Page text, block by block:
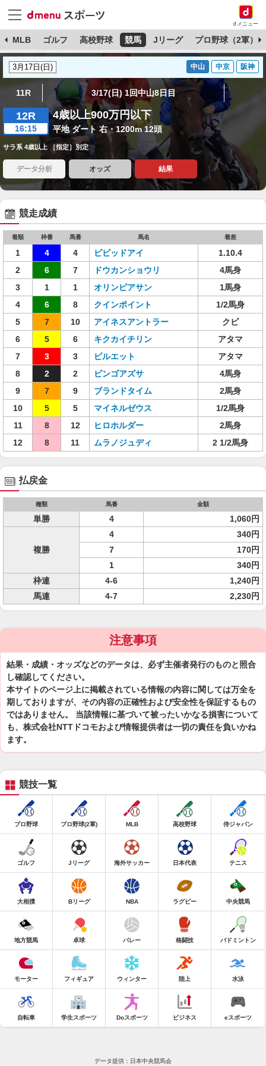
dメニュー
MLB ゴルフ 高校野球 競馬 Jリーグ プロ野球（2軍）
中山 中京 阪神
11R 3/17(日) 1回中山8日目
12R
16:15
4歳以上900万円以下
平地 ダート 右・1200m 12頭
サラ系 4歳以上 ［指定］別定
データ分析 オッズ 結果
競走成績
着順 枠番 馬番 馬名 着差
1 4 4 ビビッドアイ
1.10.4
2
6 7 ドウカンショウリ
4馬身
3
1 1 オリンピアサン
1馬身
4
6 8 クインポイント
1/2馬身
5
7 10 アイネスアントラー
クビ
6
5 6 キクカイチリン
アタマ
7
3 3 ピルエット
アタマ
8
2 2 ビンゴアズサ
4馬身
9
7 9 ブランドタイム
2馬身
10
5 5 マイネルゼウス
1/2馬身
11
8 12 ヒロホルダー
2馬身
12
8 11 ムラノジュディ 2 1/2馬身
払戻金
種類 馬番 金額
単勝 4 1,060円
複勝
4
340円
7
170円
1
340円
枠連
4-6
1,240円
馬連
4-7 2,230円
注意事項
結果・成績・オッズなどのデータは、必ず主催者発行のものと照合
し確認してください。
本サイトのページ上に掲載されている情報の内容に関しては万全を
期しておりますが、その内容の正確性および安全性を保証するもの
ではありません。 当該情報に基づいて被ったいかなる損害について
も、株式会社NTTドコモおよび情報提供者は一切の責任を負いかね
ます。
競技一覧
プロ野球 プロ野球(2軍) MLB 高校野球 侍ジャパン
ゴルフ Jリーグ 海外サッカー 日本代表 テニス
大相撲 Bリーグ NBA ラグビー 中央競馬
地方競馬 卓球 バレー 格闘技 バドミントン
モーター フィギュア ウィンター 陸上 水泳
自転車 学生スポーツ Doスポーツ ビジネス eスポーツ
データ提供：日本中央競馬会